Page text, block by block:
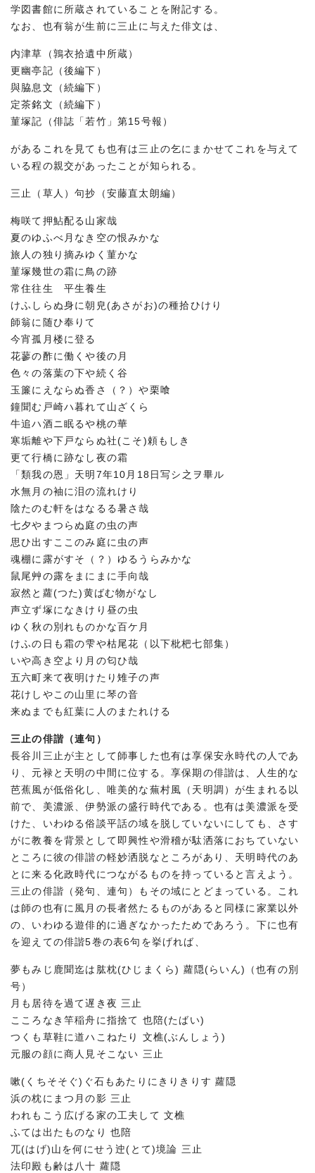
学図書館に所蔵されていることを附記する。
なお、也有翁が生前に三止に与えた俳文は、
内津草（鶉衣拾遺中所蔵）
更幽亭記（後編下）
與脇息文（続編下）
定茶銘文（続編下）
菫塚記（俳誌「若竹」第15号報）
があるこれを見ても也有は三止の乞にまかせてこれを与えて
いる程の親交があったことが知られる。
三止（草人）句抄（安藤直太朗編）
梅咲て押鮎配る山家哉
夏のゆふべ月なき空の恨みかな
旅人の独り摘みゆく菫かな
菫塚幾世の霜に鳥の跡
常住往生 平生養生
けふしらぬ身に朝皃(あさがお)の種拾ひけり
師翁に随ひ奉りて
今宵孤月楼に登る
花蓼の酢に働くや後の月
色々の落葉の下や続く谷
玉簾にえならぬ香さ（？）や栗喰
鐘聞む戸崎ハ暮れて山ざくら
牛追ハ酒ニ眠るや桃の華
寒垢離や下戸ならぬ社(こそ)頼もしき
更て行橋に跡なし夜の霜
「類我の恩」天明7年10月18日写シ之ヲ畢ル
水無月の袖に泪の流れけり
陰たのむ軒をはなるる暑さ哉
七夕やまつらぬ庭の虫の声
思ひ出すここのみ庭に虫の声
魂棚に露がすそ（？）ゆるうらみかな
鼠尾艸の露をまにまに手向哉
寂然と蘿(つた)黄ばむ物がなし
声立ず塚になきけり昼の虫
ゆく秋の別れものかな百ケ月
けふの日も霜の雫や枯尾花（以下枇杷七部集）
いや高き空より月の匂ひ哉
五六町来て夜明けたり雉子の声
花けしやこの山里に琴の音
来ぬまでも紅葉に人のまたれける
三止の俳諧（連句）
長谷川三止が主として師事した也有は享保安永時代の人であ
り、元禄と天明の中間に位する。享保期の俳諧は、人生的な
芭蕉風が低俗化し、唯美的な蕪村風（天明調）が生まれる以
前で、美濃派、伊勢派の盛行時代である。也有は美濃派を受
けた、いわゆる俗談平話の域を脱していないにしても、さす
がに教養を背景として即興性や滑稽が駄洒落におちていない
ところに彼の俳諧の軽妙洒脱なところがあり、天明時代のあ
とに来る化政時代につながるものを持っていると言えよう。
三止の俳諧（発句、連句）もその域にとどまっている。これ
は師の也有に風月の長者然たるものがあると同様に家業以外
の、いわゆる遊俳的に過ぎなかったためであろう。下に也有
を迎えての俳諧5巻の表6句を挙げれば、
夢もみじ鹿聞迄は肱枕(ひじまくら) 蘿隠(らいん)（也有の別
号）
月も居待を過て遅き夜 三止
こころなき竿稲舟に指捨て 也陪(たばい)
つくも草鞋に道ハこねたり 文樵(ぶんしょう)
元服の顔に商人見そこない 三止
嗽(くちそそぐ)ぐ石もあたりにきりきりす 蘿隠
浜の枕にまつ月の影 三止
われもこう広げる家の工夫して 文樵
ふては出たものなり 也陪
兀(はげ)山を何にせう迚(とて)境論 三止
法印殿も齢は八十 蘿隠